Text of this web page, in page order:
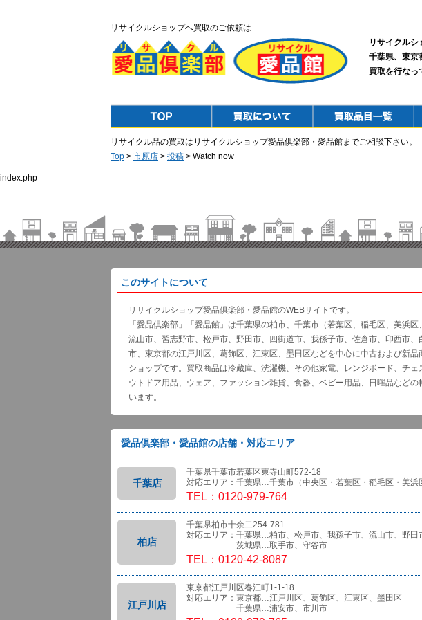
リサイクルショップへ買取のご依頼は
リサイクルシ
千葉県、東京
買取を行なっ
リサイクル品の買取はリサイクルショップ愛品倶楽部・愛品館までご相談下さい。
Top > 市原店 > 投稿 > Watch now
index.php
このサイトについて
リサイクルショップ愛品倶楽部・愛品館のWEBサイトです。
「愛品倶楽部」「愛品館」は千葉県の柏市、千葉市（若葉区、稲毛区、美浜区
流山市、習志野市、松戸市、野田市、四街道市、我孫子市、佐倉市、印西市、
市、東京都の江戸川区、葛飾区、江東区、墨田区などを中心に中古および新
ショップです。買取商品は冷蔵庫、洗濯機、その他家電、レンジボード、チ
ウトドア用品、ウェア、ファッション雑貨、食器、ベビー用品、日曜品など
います。
愛品倶楽部・愛品館の店舗・対応エリア
千葉店
千葉県千葉市若葉区東寺山町572-18
対応エリア：千葉県…千葉市（中央区・若葉区・稲毛区・美浜
TEL：0120-979-764
柏店
千葉県柏市十余二254-781
対応エリア：千葉県…柏市、松戸市、我孫子市、流山市、野田
茨城県…取手市、守谷市
TEL：0120-42-8087
江戸川店
東京都江戸川区春江町1-1-18
対応エリア：東京都…江戸川区、葛飾区、江東区、墨田区
千葉県…浦安市、市川市